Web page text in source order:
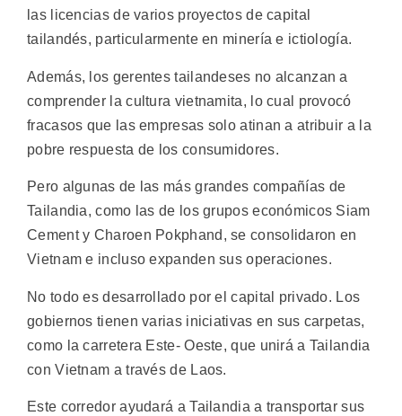
las licencias de varios proyectos de capital
tailandés, particularmente en minería e ictiología.
Además, los gerentes tailandeses no alcanzan a
comprender la cultura vietnamita, lo cual provocó
fracasos que las empresas solo atinan a atribuir a la
pobre respuesta de los consumidores.
Pero algunas de las más grandes compañías de
Tailandia, como las de los grupos económicos Siam
Cement y Charoen Pokphand, se consolidaron en
Vietnam e incluso expanden sus operaciones.
No todo es desarrollado por el capital privado. Los
gobiernos tienen varias iniciativas en sus carpetas,
como la carretera Este- Oeste, que unirá a Tailandia
con Vietnam a través de Laos.
Este corredor ayudará a Tailandia a transportar sus